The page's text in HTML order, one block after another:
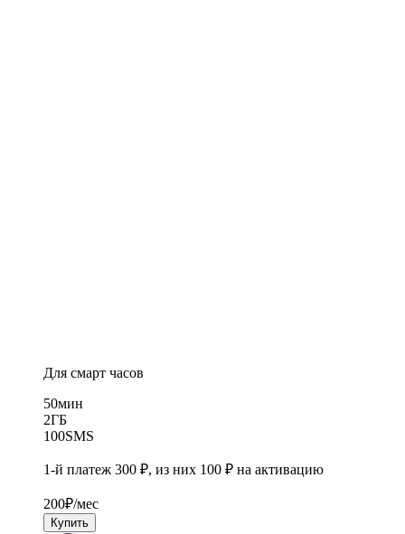
Для смарт часов
50мин
2ГБ
100SMS
1-й платеж 300 ₽, из них 100 ₽ на активацию
200₽/мес
Купить